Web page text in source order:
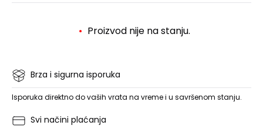
Proizvod nije na stanju.
Brza i sigurna isporuka
Isporuka direktno do vaših vrata na vreme i u savršenom stanju.
Svi načini plaćanja